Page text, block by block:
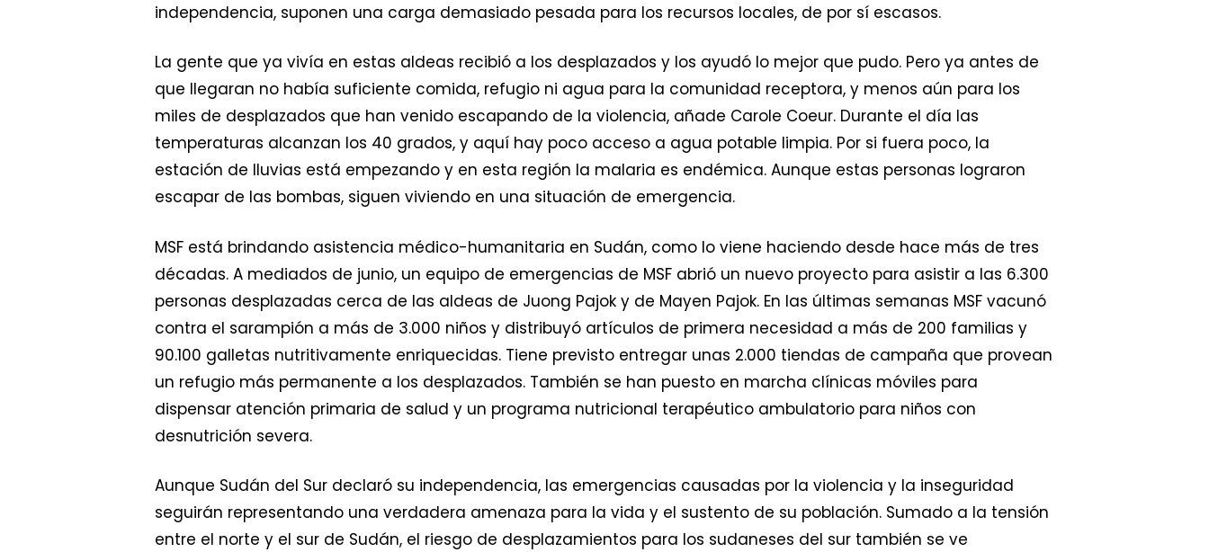
independencia, suponen una carga demasiado pesada para los recursos locales, de por sí escasos.
La gente que ya vivía en estas aldeas recibió a los desplazados y los ayudó lo mejor que pudo. Pero ya antes de
que llegaran no había suficiente comida, refugio ni agua para la comunidad receptora, y menos aún para los
miles de desplazados que han venido escapando de la violencia, añade Carole Coeur. Durante el día las
temperaturas alcanzan los 40 grados, y aquí hay poco acceso a agua potable limpia. Por si fuera poco, la
estación de lluvias está empezando y en esta región la malaria es endémica. Aunque estas personas lograron
escapar de las bombas, siguen viviendo en una situación de emergencia.
MSF está brindando asistencia médico-humanitaria en Sudán, como lo viene haciendo desde hace más de tres
décadas. A mediados de junio, un equipo de emergencias de MSF abrió un nuevo proyecto para asistir a las 6.300
personas desplazadas cerca de las aldeas de Juong Pajok y de Mayen Pajok. En las últimas semanas MSF vacunó
contra el sarampión a más de 3.000 niños y distribuyó artículos de primera necesidad a más de 200 familias y
90.100 galletas nutritivamente enriquecidas. Tiene previsto entregar unas 2.000 tiendas de campaña que provean
un refugio más permanente a los desplazados. También se han puesto en marcha clínicas móviles para
dispensar atención primaria de salud y un programa nutricional terapéutico ambulatorio para niños con
desnutrición severa.
Aunque Sudán del Sur declaró su independencia, las emergencias causadas por la violencia y la inseguridad
seguirán representando una verdadera amenaza para la vida y el sustento de su población. Sumado a la tensión
entre el norte y el sur de Sudán, el riesgo de desplazamientos para los sudaneses del sur también se ve